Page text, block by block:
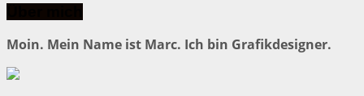
Moin. Mein Name ist Marc. Ich bin Grafikdesigner.